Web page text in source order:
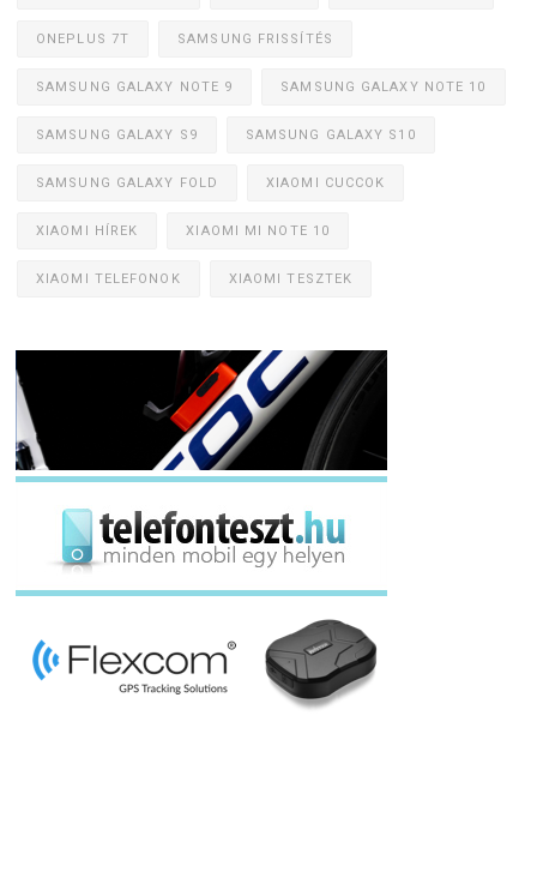
ONEPLUS 7T SAMSUNG FRISSÍTÉS
SAMSUNG GALAXY NOTE 9 SAMSUNG GALAXY NOTE 10
SAMSUNG GALAXY S9 SAMSUNG GALAXY S10
SAMSUNG GALAXY FOLD XIAOMI CUCCOK
XIAOMI HÍREK XIAOMI MI NOTE 10
XIAOMI TELEFONOK XIAOMI TESZTEK